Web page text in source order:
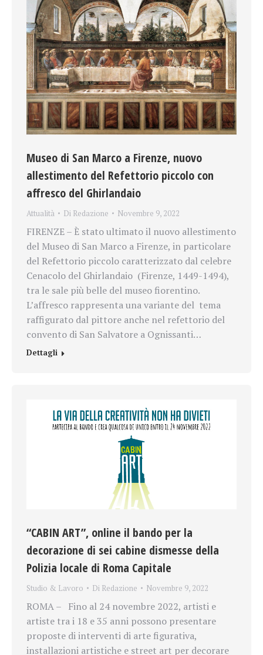
Museo di San Marco a Firenze, nuovo
allestimento del Refettorio piccolo con
affresco del Ghirlandaio
Attualità Di Redazione Novembre 9, 2022
FIRENZE – È stato ultimato il nuovo allestimento
del Museo di San Marco a Firenze, in particolare
del Refettorio piccolo caratterizzato dal celebre
Cenacolo del Ghirlandaio (Firenze, 1449-1494),
tra le sale più belle del museo fiorentino.
L’affresco rappresenta una variante del tema
raffigurato dal pittore anche nel refettorio del
convento di San Salvatore a Ognissanti…
Dettagli
“CABIN ART”, online il bando per la
decorazione di sei cabine dismesse della
Polizia locale di Roma Capitale
Studio & Lavoro Di Redazione Novembre 9, 2022
ROMA – Fino al 24 novembre 2022, artisti e
artiste tra i 18 e 35 anni possono presentare
proposte di interventi di arte figurativa,
installazioni artistiche e street art per decorare